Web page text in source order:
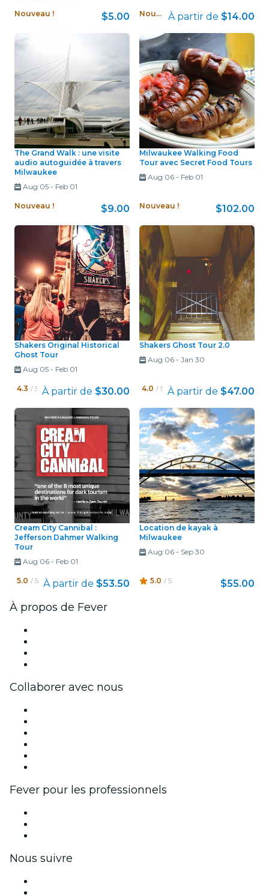
Nouveau ! $5.00 Nouveau ! À partir de $14.00
The Grand Walk : une visite
audio autoguidée à travers
Milwaukee
Aug 05- Feb 01
Nouveau ! $9.00
Milwaukee Walking Food
Tour avec Secret Food Tours
Aug 06- Feb 01
Nouveau ! $102.00
Shakers Original Historical
Ghost Tour
Aug 05- Feb 01
4.3 / 5 À partir de $30.00
Shakers Ghost Tour 2.0
Aug 06- Jan 30
4.0 / 5 À partir de $47.00
Cream City Cannibal :
Jefferson Dahmer Walking
Tour
Aug 06- Feb 01
5.0 / 5 À partir de $53.50
Location de kayak à
Milwaukee
Aug 06- Sep 30
5.0 / 5 $55.00
À propos de Fever
Collaborer avec nous
Fever pour les professionnels
Nous suivre